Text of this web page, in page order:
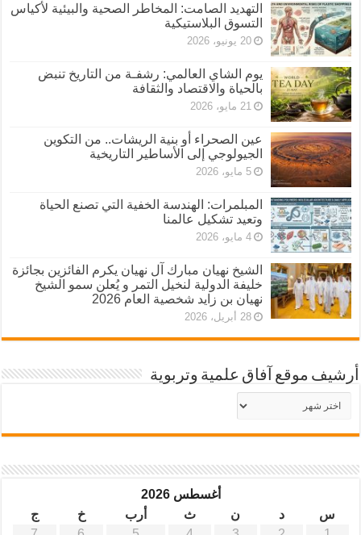
التهديد الصامت: المخاطر الصحية والبيئية لأكياس
التسوق البلاستيكية
20 يونيو، 2026
يوم الشاي العالمي: رشفـة من التاريخ تنبض
بالحياة والاقتصاد والثقافة
21 مايو، 2026
عين الصحراء أو بنية الريشات.. من التكوين
الجيولوجي إلى الأساطير التاريخية
5 مايو، 2026
المبلمرات: الهندسة الخفية التي تصنع الحياة
وتعيد تشكيل عالمنا
4 مايو، 2026
الشيخ نهيان مبارك آل نهيان يكرم الفائزين بجائزة
خليفة الدولية لنخيل التمر و يُعلن سمو الشيخ
نهيان بن زايد شخصية العام 2026
28 أبريل، 2026
أرشيف موقع آفاق علمية وتربوية
أرشيف
موقع
أغسطس 2026
س
د ن ث أرب خ
ج